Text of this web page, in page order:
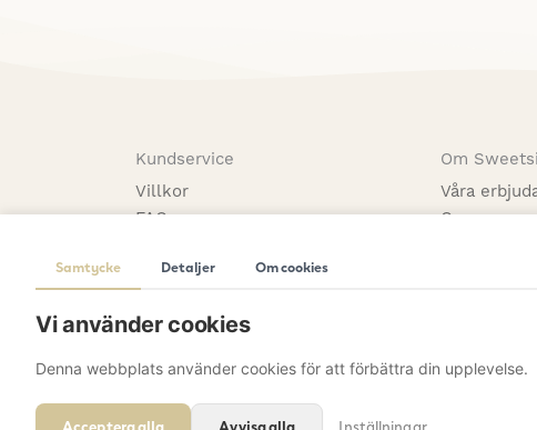
Samtycke Detaljer Om cookies
Vi använder cookies
Denna webbplats använder cookies för att förbättra din upplevelse.
Acceptera alla Avvisa alla Inställningar
Kundservice
Villkor
FAQ
Kontakta oss
Om
Våra
Om oss